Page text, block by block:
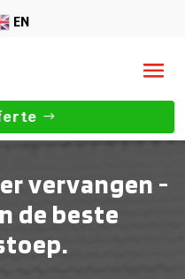
EN
vervangen -
de beste